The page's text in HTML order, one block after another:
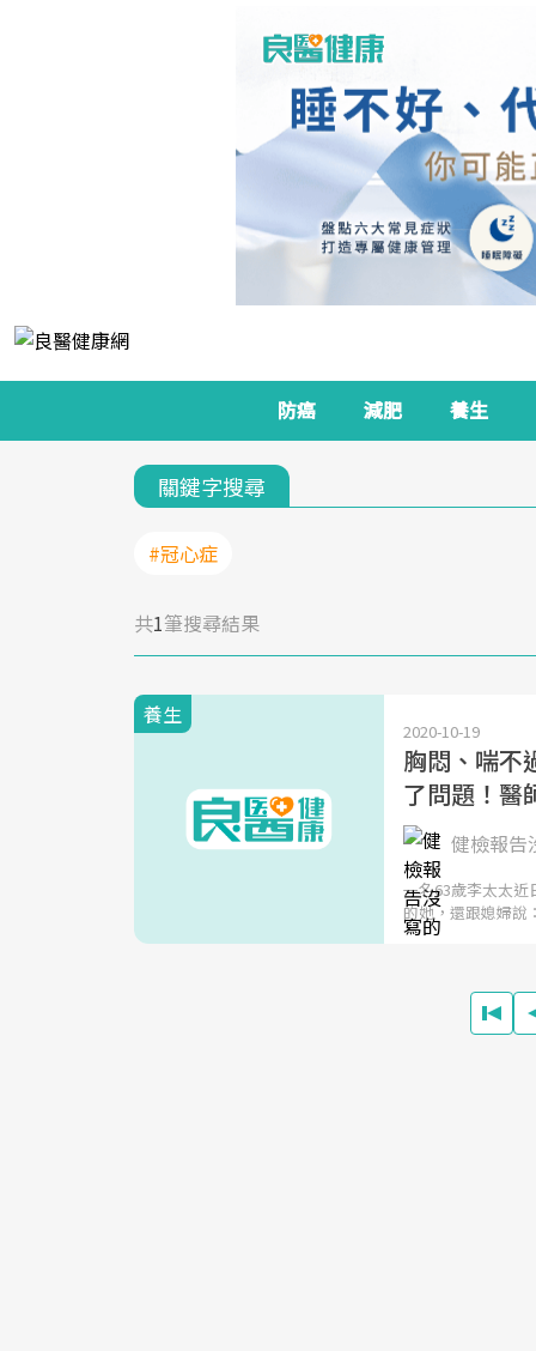
防癌 減肥 養生
關鍵字搜尋
#冠心症
共1筆搜尋結果
養生
2020-10-19
胸悶、喘不
了問題！醫
健檢報告
一名63歲李太太近
的她，還跟媳婦說